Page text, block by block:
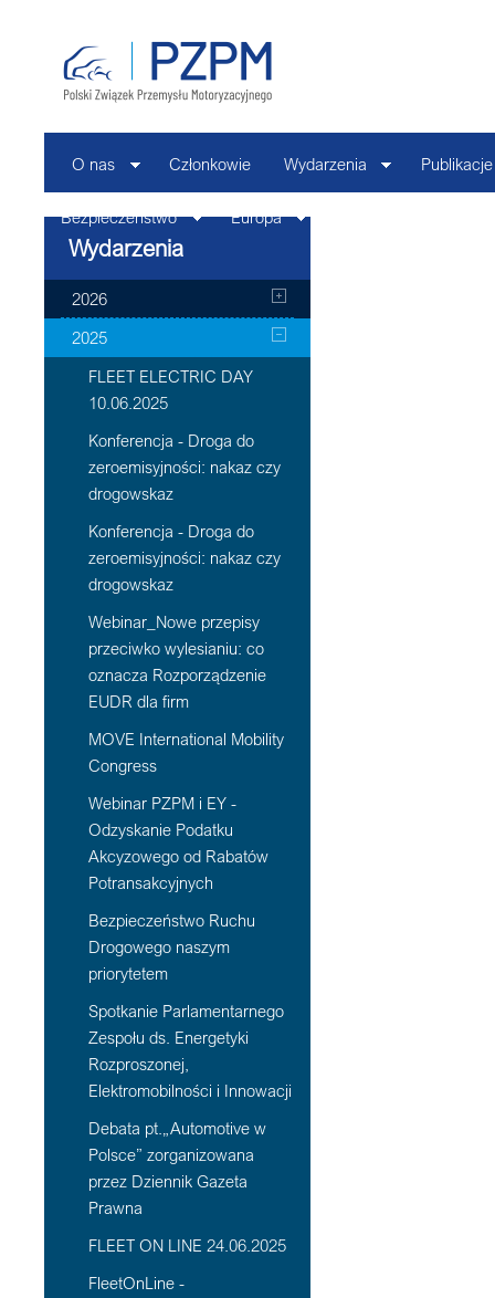
O nas Członkowie Wydarzenia Publikacje
Bezpieczeństwo Europa
Wydarzenia
2026
2025
FLEET ELECTRIC DAY
10.06.2025
Konferencja - Droga do
zeroemisyjności: nakaz czy
drogowskaz
Konferencja - Droga do
zeroemisyjności: nakaz czy
drogowskaz
Webinar_Nowe przepisy
przeciwko wylesianiu: co
oznacza Rozporządzenie
EUDR dla firm
MOVE International Mobility
Congress
Webinar PZPM i EY -
Odzyskanie Podatku
Akcyzowego od Rabatów
Potransakcyjnych
Bezpieczeństwo Ruchu
Drogowego naszym
priorytetem
Spotkanie Parlamentarnego
Zespołu ds. Energetyki
Rozproszonej,
Elektromobilności i Innowacji
Debata pt.„Automotive w
Polsce” zorganizowana
przez Dziennik Gazeta
Prawna
FLEET ON LINE 24.06.2025
FleetOnLine -